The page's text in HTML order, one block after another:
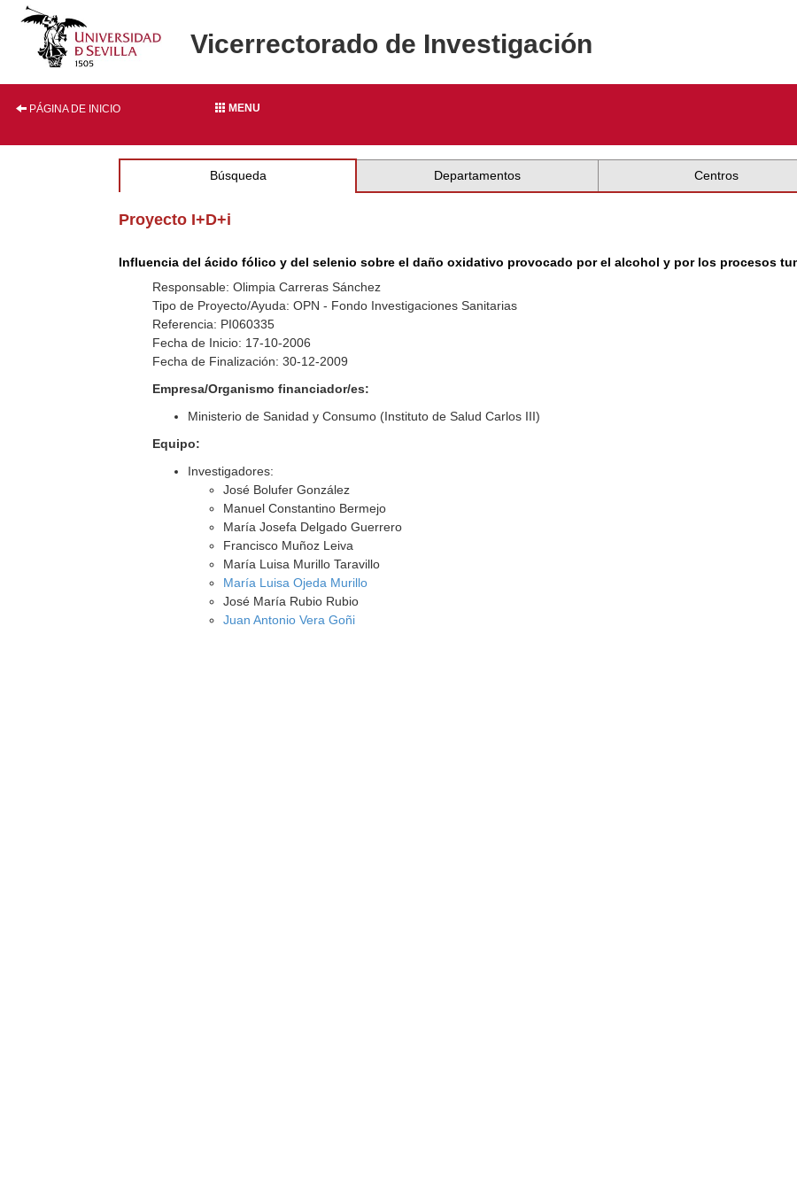
Vicerrectorado de Investigación
PÁGINA DE INICIO MENU
Búsqueda Departamentos Centros
Proyecto I+D+i
Influencia del ácido fólico y del selenio sobre el daño oxidativo provocado por el alcohol y por los procesos
Responsable: Olimpia Carreras Sánchez
Tipo de Proyecto/Ayuda: OPN - Fondo Investigaciones Sanitarias
Referencia: PI060335
Fecha de Inicio: 17-10-2006
Fecha de Finalización: 30-12-2009
Empresa/Organismo financiador/es:
Ministerio de Sanidad y Consumo (Instituto de Salud Carlos III)
Equipo:
Investigadores:
José Bolufer González
Manuel Constantino Bermejo
María Josefa Delgado Guerrero
Francisco Muñoz Leiva
María Luisa Murillo Taravillo
María Luisa Ojeda Murillo
José María Rubio Rubio
Juan Antonio Vera Goñi